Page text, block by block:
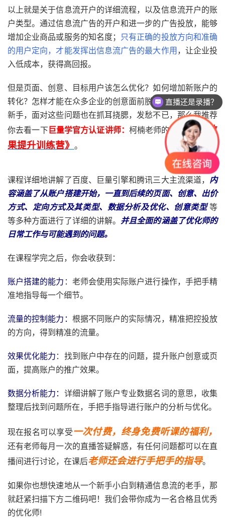
以上就是关于信息流开户的详细流程，以及信息流开户的账
户类型。通过信息流广告的开户和进一步的广告投放，能够
增加企业商品或服务的知名度； 只有正确的投放方向和准确
的用户定向，才能发挥出信息流广告的最大作用 ，让企业投
入低成本，获得高回报。
但是页面、创意、目标用户该怎么优化？如何增加新账户的
转化？怎样才能在众多企业的创意面前脱颖而出？如果你是
新手，面对这些问题也在抓耳挠腮，发愁不已，那么我推荐
你去看一下巨量学官方认证讲师： 柯楠老师的《信息流效
果提升训练营》 。
课程详细地讲解了百度、巨量引擎和腾讯三大主流渠道， 内
容涵盖了从账户搭建开始，一直到后续的页面、创意、出价
方式、定向方式及其类型、数据分析及优化、创意类型 等
等多种方面进行了详细的讲解。 并且全面的涵盖了优化师的
日常工作与可能遇到的问题。
在课程学完之后，你会收获到：
账户搭建的能力 ：老师会使用实际账户进行操作，手把手精
准地指导每一个细节。
流量的控制能力： 根据不同账户的实际情况，精准把控投放
的方向，得到精准的流量。
效果优化能力 ：找到账户中存在的问题，提升账户创意或页
面，提高账户的推广效果。
数据分析能力： 详细讲解了账户专业数据名词的意思，收集
整理后找到问题所在，手把手指导进行账户的分析与优化。
现在报名可以享受一次付费，终身免费听课的福利，
还有老师每月一次的直播答疑解惑，有任何问题都可以在直
播间进行讨论，在课后老师还会进行手把手的指导。
如果你也想快速地从一个新手小白到精通信息流的老手，那
就赶紧扫描下方二维码吧！我们会带你成为一名合格且优秀
的优化师!
直播还是录播？
课程怎么试听？